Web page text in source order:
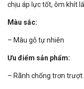
chịu áp lực tốt, ôm khít
Màu sắc:
– Màu gỗ tự nhiên
Ưu điểm sản phẩm:
– Rãnh chống trơn trượt.